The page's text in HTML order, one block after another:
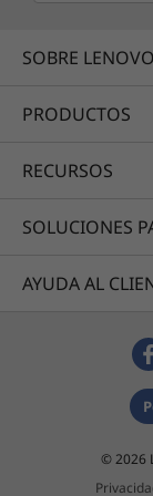
La
opciones
(estas
equipo,
SOBRE LENOVO
PRODUCTOS
RECURSOS
SOLUCIONES
AYUDA AL
© 2026